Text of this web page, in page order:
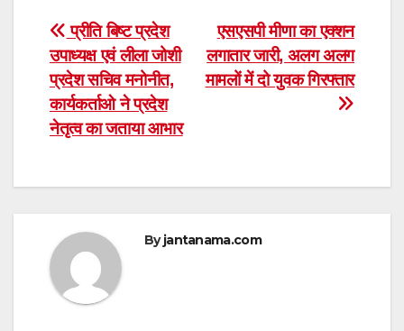
Post
navigation
एसएसपी मीणा का एक्शन
लगातार जारी, अलग अलग
मामलों में दो युवक गिरफ्तार
प्रीति बिष्ट प्रदेश
उपाध्यक्ष एवं लीला जोशी
प्रदेश सचिव मनोनीत,
कार्यकर्ताओ ने प्रदेश
नेतृत्व का जताया आभार
Byjantanama.com